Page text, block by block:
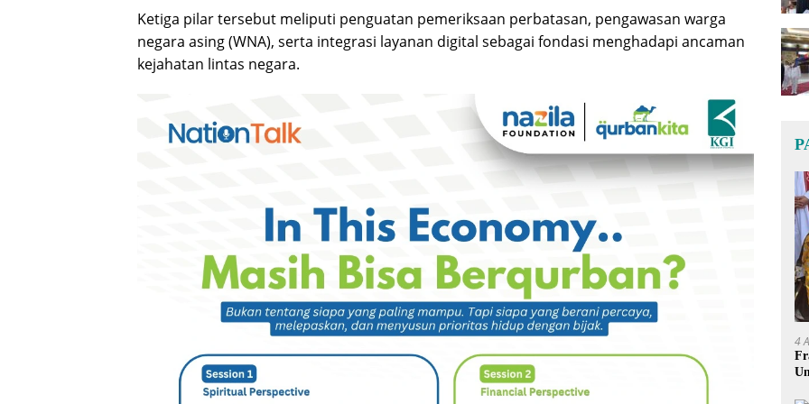
Ketiga pilar tersebut meliputi penguatan pemeriksaan perbatasan, pengawasan warga
negara asing (WNA), serta integrasi layanan digital sebagai fondasi menghadapi ancaman
kejahatan lintas negara.
4